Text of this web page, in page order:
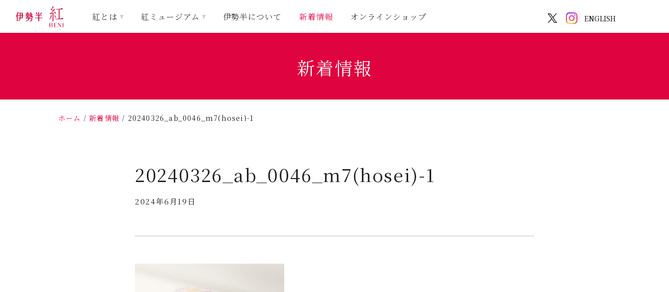
紅とは 紅ミュージアム 伊勢半について 新着情報 オンラインショップ ENGLISH
新着情報
ホーム /新着情報 / 20240326_ab_0046_m7(hosei)-1
20240326_ab_0046_m7(hosei)-1
2024年6月19日